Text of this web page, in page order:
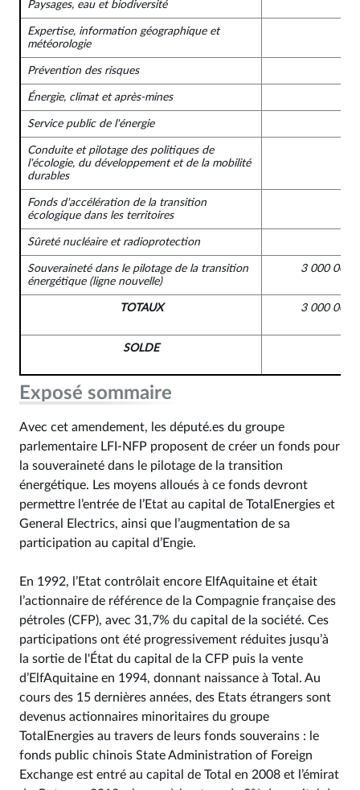
Paysages, eau et biodiversité
Expertise, information géographique et
météorologie
Prévention des risques
Énergie, climat et après-mines
Service public de l'énergie
Conduite et pilotage des politiques de
l'écologie, du développement et de la mobilité
durables
Fonds d'accélération de la transition
écologique dans les territoires
Sûreté nucléaire et radioprotection
Souveraineté dans le pilotage de la transition
énergétique (ligne nouvelle)
3 000 000
TOTAUX 3 000 000
SOLDE
Exposé sommaire
Avec cet amendement, les député.es du groupe
parlementaire LFI-NFP proposent de créer un fonds pour
la souveraineté dans le pilotage de la transition
énergétique. Les moyens alloués à ce fonds devront
permettre l’entrée de l’Etat au capital de TotalEnergies et
General Electrics, ainsi que l’augmentation de sa
participation au capital d’Engie.
En 1992, l’Etat contrôlait encore ElfAquitaine et était
l’actionnaire de référence de la Compagnie française des
pétroles (CFP), avec 31,7% du capital de la société. Ces
participations ont été progressivement réduites jusqu’à
la sortie de l'État du capital de la CFP puis la vente
d’ElfAquitaine en 1994, donnant naissance à Total. Au
cours des 15 dernières années, des Etats étrangers sont
devenus actionnaires minoritaires du groupe
TotalEnergies au travers de leurs fonds souverains : le
fonds public chinois State Administration of Foreign
Exchange est entré au capital de Total en 2008 et l’émirat